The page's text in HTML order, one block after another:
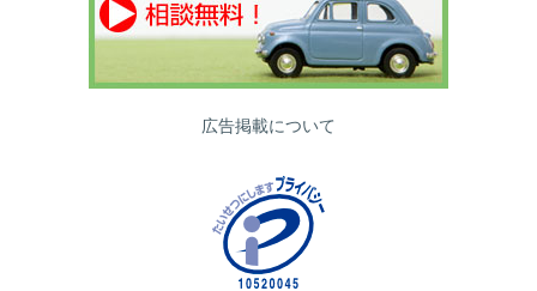
広告掲載について